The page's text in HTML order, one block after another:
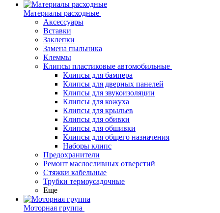
Материалы расходные
Аксессуары
Вставки
Заклепки
Замена пыльника
Клеммы
Клипсы пластиковые автомобильные
Клипсы для бампера
Клипсы для дверных панелей
Клипсы для звукоизоляции
Клипсы для кожуха
Клипсы для крыльев
Клипсы для обивки
Клипсы для обшивки
Клипсы для общего назначения
Наборы клипс
Предохранители
Ремонт маслосливных отверстий
Стяжки кабельные
Трубки термоусадочные
Еще
Моторная группа